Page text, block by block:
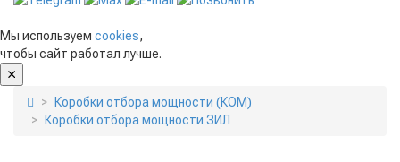
Мы используем cookies,
чтобы сайт работал лучше.
Коробки отбора мощности (КОМ)
Коробки отбора мощности ЗИЛ